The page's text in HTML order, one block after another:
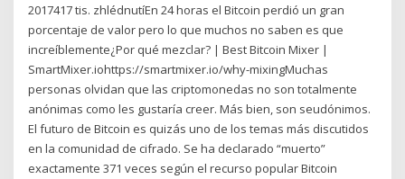
2017417 tis. zhlédnutíEn 24 horas el Bitcoin perdió un gran
porcentaje de valor pero lo que muchos no saben es que
increíblemente¿Por qué mezclar? | Best Bitcoin Mixer |
SmartMixer.iohttps://smartmixer.io/why-mixingMuchas
personas olvidan que las criptomonedas no son totalmente
anónimas como les gustaría creer. Más bien, son seudónimos.
El futuro de Bitcoin es quizás uno de los temas más discutidos
en la comunidad de cifrado. Se ha declarado “muerto”
exactamente 371 veces según el recurso popular Bitcoin